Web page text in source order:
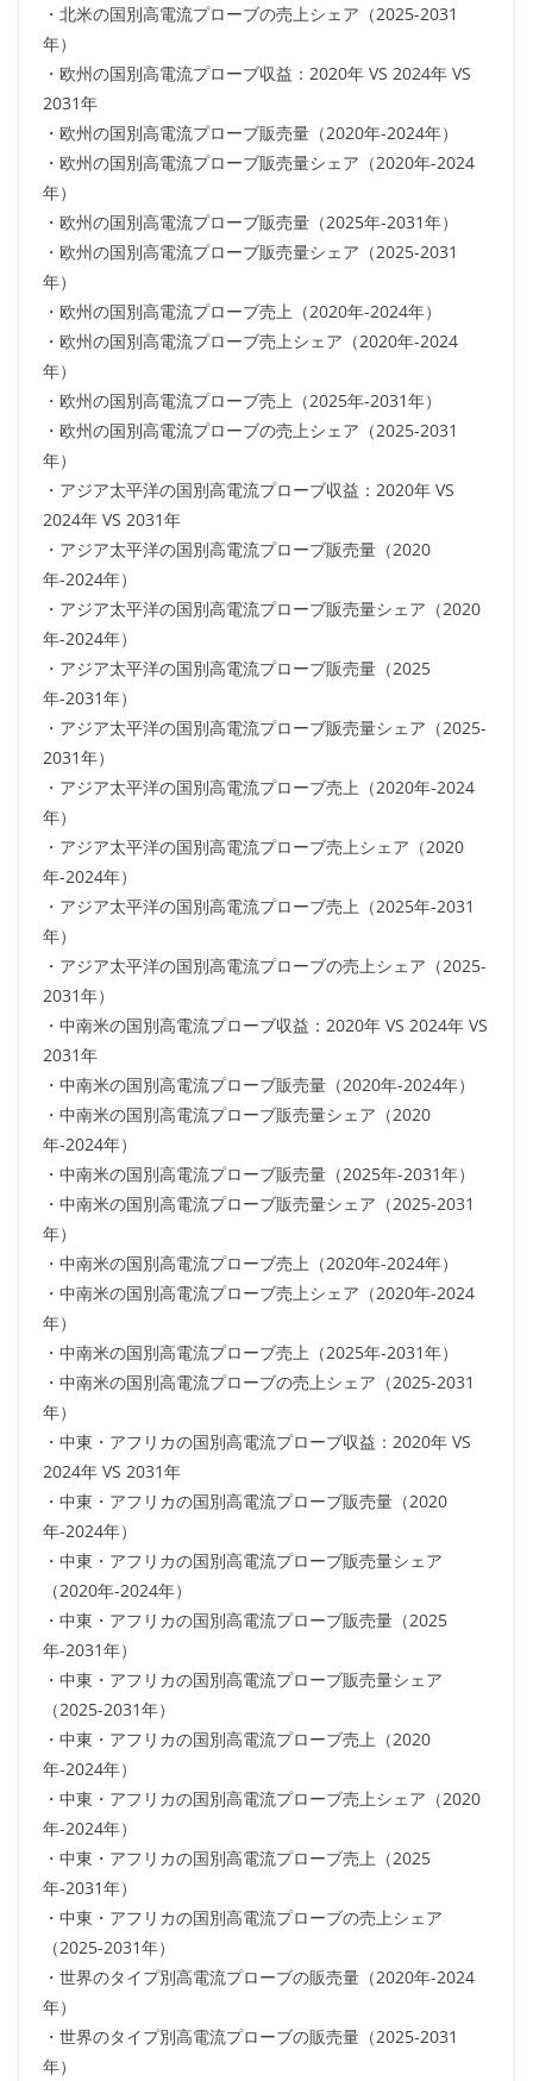
・北米の国別高電流プローブの売上シェア（2025-2031
年）
・欧州の国別高電流プローブ収益：2020年 VS 2024年 VS
2031年
・欧州の国別高電流プローブ販売量（2020年-2024年）
・欧州の国別高電流プローブ販売量シェア（2020年-2024
年）
・欧州の国別高電流プローブ販売量（2025年-2031年）
・欧州の国別高電流プローブ販売量シェア（2025-2031
年）
・欧州の国別高電流プローブ売上（2020年-2024年）
・欧州の国別高電流プローブ売上シェア（2020年-2024
年）
・欧州の国別高電流プローブ売上（2025年-2031年）
・欧州の国別高電流プローブの売上シェア（2025-2031
年）
・アジア太平洋の国別高電流プローブ収益：2020年 VS
2024年 VS 2031年
・アジア太平洋の国別高電流プローブ販売量（2020
年-2024年）
・アジア太平洋の国別高電流プローブ販売量シェア（2020
年-2024年）
・アジア太平洋の国別高電流プローブ販売量（2025
年-2031年）
・アジア太平洋の国別高電流プローブ販売量シェア（2025-
2031年）
・アジア太平洋の国別高電流プローブ売上（2020年-2024
年）
・アジア太平洋の国別高電流プローブ売上シェア（2020
年-2024年）
・アジア太平洋の国別高電流プローブ売上（2025年-2031
年）
・アジア太平洋の国別高電流プローブの売上シェア（2025-
2031年）
・中南米の国別高電流プローブ収益：2020年 VS 2024年 VS
2031年
・中南米の国別高電流プローブ販売量（2020年-2024年）
・中南米の国別高電流プローブ販売量シェア（2020
年-2024年）
・中南米の国別高電流プローブ販売量（2025年-2031年）
・中南米の国別高電流プローブ販売量シェア（2025-2031
年）
・中南米の国別高電流プローブ売上（2020年-2024年）
・中南米の国別高電流プローブ売上シェア（2020年-2024
年）
・中南米の国別高電流プローブ売上（2025年-2031年）
・中南米の国別高電流プローブの売上シェア（2025-2031
年）
・中東・アフリカの国別高電流プローブ収益：2020年 VS
2024年 VS 2031年
・中東・アフリカの国別高電流プローブ販売量（2020
年-2024年）
・中東・アフリカの国別高電流プローブ販売量シェア
（2020年-2024年）
・中東・アフリカの国別高電流プローブ販売量（2025
年-2031年）
・中東・アフリカの国別高電流プローブ販売量シェア
（2025-2031年）
・中東・アフリカの国別高電流プローブ売上（2020
年-2024年）
・中東・アフリカの国別高電流プローブ売上シェア（2020
年-2024年）
・中東・アフリカの国別高電流プローブ売上（2025
年-2031年）
・中東・アフリカの国別高電流プローブの売上シェア
（2025-2031年）
・世界のタイプ別高電流プローブの販売量（2020年-2024
年）
・世界のタイプ別高電流プローブの販売量（2025-2031
年）